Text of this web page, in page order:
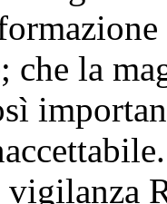
che la